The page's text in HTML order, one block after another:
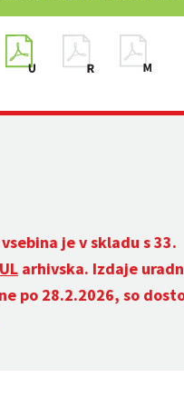
je v skladu s 33.
arhivska. Izdaje
po 28.2.2026, so